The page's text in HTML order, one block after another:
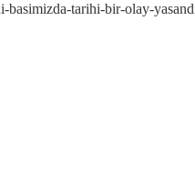
tarihi-bir-olay-